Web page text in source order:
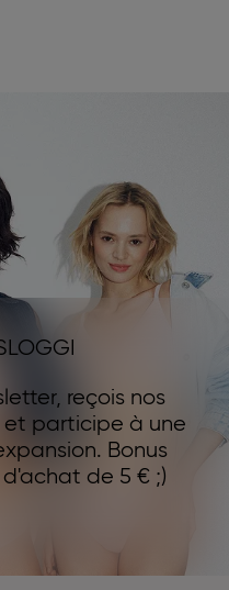
reçois nos
et participe à une
Bonus
de 5 € ;)